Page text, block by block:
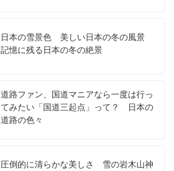
日本の雪景色 美しい日本の冬の風景
記憶に残る日本の冬の絶景
道路ファン、国道マニアなら一度は行っ
てみたい「国道三起点」って？ 日本の
道路の色々
圧倒的に清らかな美しさ 雪の岩木山神